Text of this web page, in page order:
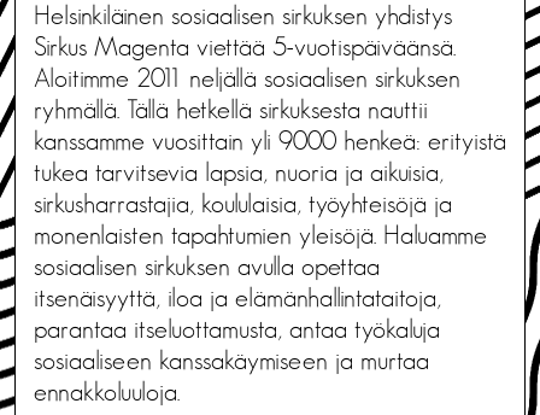
Helsinkiläinen sosiaalisen sirkuksen yhdistys
Sirkus Magenta viettää 5-vuotispäiväänsä.
Aloitimme 2011 neljällä sosiaalisen sirkuksen
ryhmällä. Tällä hetkellä sirkuksesta nauttii
kanssamme vuosittain yli 9000 henkeä: erityistä
tukea tarvitsevia lapsia, nuoria ja aikuisia,
sirkusharrastajia, koululaisia, työyhteisöjä ja
monenlaisten tapahtumien yleisöjä. Haluamme
sosiaalisen sirkuksen avulla opettaa
itsenäisyyttä, iloa ja elämänhallintataitoja,
parantaa itseluottamusta, antaa työkaluja
sosiaaliseen kanssakäymiseen ja murtaa
ennakkoluuloja.